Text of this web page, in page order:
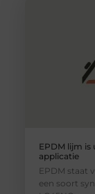
EPDM lijm is
applicatie
EPDM staat
een soort